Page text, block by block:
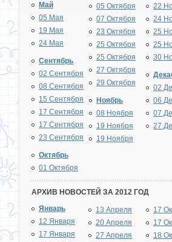
Май
05 Мая
19 Мая
24 Мая
Сентябрь
02 Сентября
08 Сентября
15 Сентября
17 Сентября
17 Сентября
23 Сентября
Октябрь
01 Октября
05 Октября
07 Октября
23 Октября
25 Октября
25 Октября
27 Октября
29 Октября
Ноябрь
08 Ноября
19 Ноября
19 Ноября
22
24
25
25
30
02
06
07
27
АРХИВ НОВОСТЕЙ ЗА 2012 ГОД
Январь
12 Января
17 Января
13 Апреля
20 Апреля
27 Апреля
17
17
18